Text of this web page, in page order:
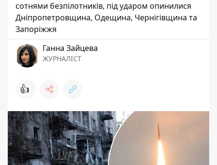
сотнями безпілотників, під ударом опинилися
Дніпропетровщина, Одещина, Чернігівщина та
Запоріжжя
Ганна Зайцева
ЖУРНАЛІСТ
👍